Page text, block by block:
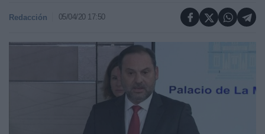
Redacción 05/04/20 17:50